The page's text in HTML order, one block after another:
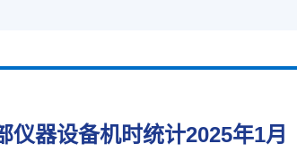
仪器设备机时统计2025年1月